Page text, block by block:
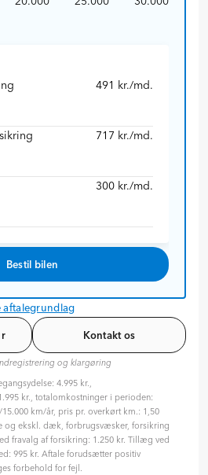
491 kr./md.
717 kr./md.
300 kr./md.
Bestil bilen
aftalegrundlag
Kontakt os
og klargøring
4.995 kr.,
kr., totalomkostninger i perioden:
km/år, pris pr. overkørt km.: 1,50
og ekskl. dæk, forbrugsvæsker, forsikring
fravalg af forsikring: 1.250 kr. Tillæg ved
995 kr. Aftale forudsætter positiv
forbehold for fejl.